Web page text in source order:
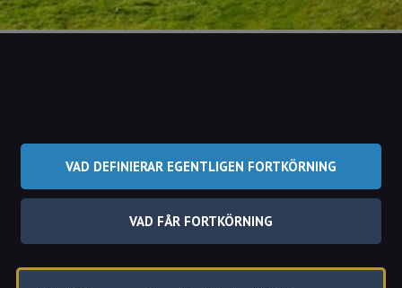
VAD DEFINIERAR EGENTLIGEN FORTKÖRNING
VAD FÅR FORTKÖRNING